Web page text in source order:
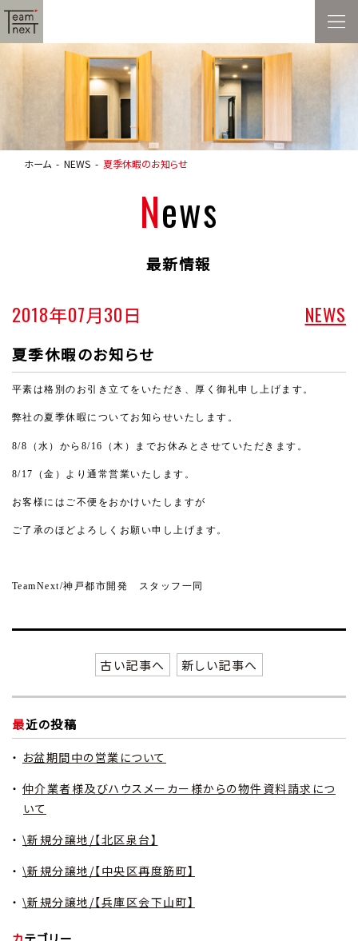
ホーム NEWS 夏季休暇のお知らせ
News
最新情報
2018年07月30日 NEWS
夏季休暇のお知らせ
平素は格別のお引き立てをいただき、厚く御礼申し上げます。
弊社の夏季休暇についてお知らせいたします。
8/8 （水）から 8/16 （木）までお休みとさせていただきます。
8/17 （金）より通常営業いたします。
お客様にはご不便をおかけいたしますが
ご了承のほどよろしくお願い申し上げます。
TeamNext/神戸都市開発 スタッフ一同
古い記事へ 新しい記事へ
最近の投稿
お盆期間中の営業について
仲介業者様及びハウスメーカー様からの物件資料請求につ
いて
\新規分譲地/【北区泉台】
\新規分譲地/【中央区再度筋町】
\新規分譲地/【兵庫区会下山町】